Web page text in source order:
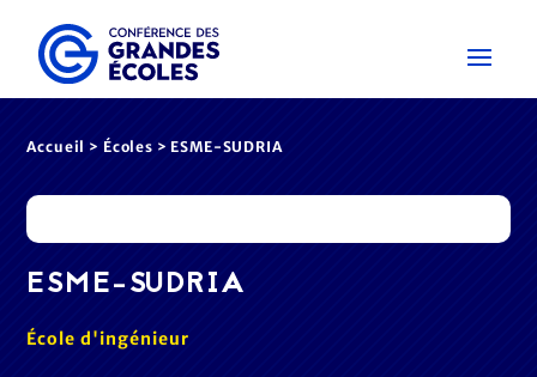
Accueil > Écoles > ESME-SUDRIA
ESME-SUDRIA
École d'ingénieur